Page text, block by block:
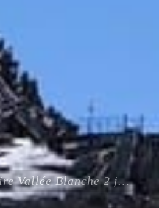
Randonnee glaciaire Vallée Blanche 2 jours